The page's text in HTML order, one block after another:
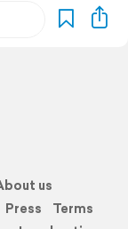
us
Press
Terms